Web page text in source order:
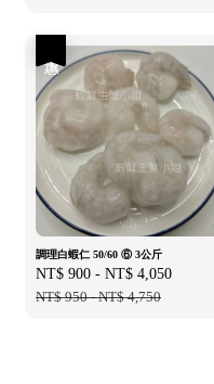
調理白蝦仁 50/60 ⑥ 3公斤
Sale
price
NT$ 900 - NT$ 4,050
NT$ 950-NT$ 4,750